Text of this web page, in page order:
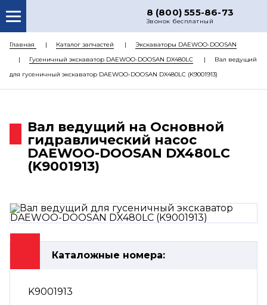
8 (800) 555-86-73
Звонок бесплатный
О НАС
КАТАЛОГ ЗАПЧАСТЕЙ
РЕМОНТ
ЦЕНЫ
КОНТАКТЫ
Главная Каталог запчастей
Экскаваторы DAEWOO-DOOSAN
Гусеничный экскаватор DAEWOO-DOOSAN DX480LC
Вал ведущий
для гусеничный экскаватор DAEWOO-DOOSAN DX480LC (K9001913)
Вал ведущий на Основной
гидравлический насос
DAEWOO-DOOSAN DX480LC
(K9001913)
Каталожные номера:
K9001913